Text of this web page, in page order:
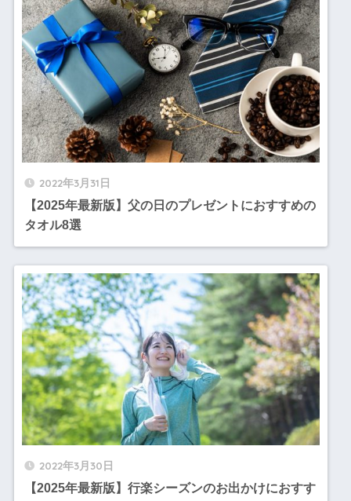
2022年3月31日
【2025年最新版】父の日のプレゼントにおすすめの
タオル8選
2022年3月30日
【2025年最新版】行楽シーズンのお出かけにおすす